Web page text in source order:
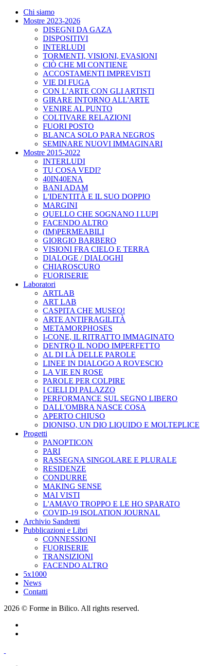
Chi siamo
Mostre 2023-2026
DISEGNI DA GAZA
DISPOSITIVI
INTERLUDI
TORMENTI, VISIONI, EVASIONI
CIÒ CHE MI CONTIENE
ACCOSTAMENTI IMPREVISTI
VIE DI FUGA
CON L’ARTE CON GLI ARTISTI
GIRARE INTORNO ALL'ARTE
VENIRE AL PUNTO
COLTIVARE RELAZIONI
FUORI POSTO
BLANCA SOLO PARA NEGROS
SEMINARE NUOVI IMMAGINARI
Mostre 2015-2022
INTERLUDI
TU COSA VEDI?
40IN40ENA
BANI ADAM
L'IDENTITÀ E IL SUO DOPPIO
MARGINI
QUELLO CHE SOGNANO I LUPI
FACENDO ALTRO
(IM)PERMEABILI
GIORGIO BARBERO
VISIONI FRA CIELO E TERRA
DIALOGE / DIALOGHI
CHIAROSCURO
FUORISERIE
Laboratori
ARTLAB
ART LAB
CASPITA CHE MUSEO!
ARTE ANTIFRAGILITÀ
METAMORPHOSES
I-CONE, IL RITRATTO IMMAGINATO
DENTRO IL NODO IMPERFETTO
AL DI LÀ DELLE PAROLE
LINEE IN DIALOGO A ROVESCIO
LA VIE EN ROSE
PAROLE PER COLPIRE
I CIELI DI PALAZZO
PERFORMANCE SUL SEGNO LIBERO
DALL'OMBRA NASCE COSA
APERTO CHIUSO
DIONISO, UN DIO LIQUIDO E MOLTEPLICE
Progetti
PANOPTICON
PARI
RASSEGNA SINGOLARE E PLURALE
RESIDENZE
CONDURRE
MAKING SENSE
MAI VISTI
L'AMAVO TROPPO E LE HO SPARATO
COVID-19 ISOLATION JOURNAL
Archivio Sandretti
Pubblicazioni e Libri
CONNESSIONI
FUORISERIE
TRANSIZIONI
FACENDO ALTRO
5x1000
News
Contatti
2026 © Forme in Bilico. All rights reserved.